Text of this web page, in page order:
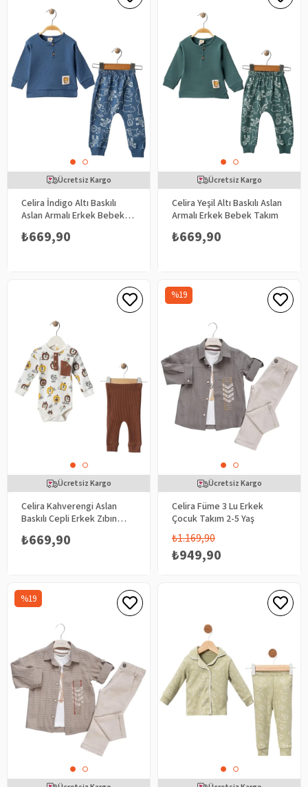
Celira İndigo Altı Baskılı
Aslan Armalı Erkek Bebek
₺669,90
Ücretsiz Kargo
Celira Yeşil Altı Baskılı Aslan
Armalı Erkek Bebek Takım
₺669,90
Ücretsiz Kargo
Celira Kahverengi Aslan
Baskılı Cepli Erkek Zıbın
₺669,90
Ücretsiz Kargo
Celira Füme 3 Lu Erkek
Çocuk Takım 2-5 Yaş
₺949,90
₺1.169,90
%19
Ücretsiz Kargo
%19